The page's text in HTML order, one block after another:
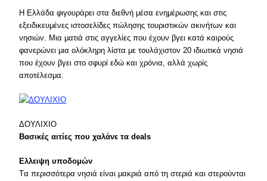
H Eλλάδα φιγουράρει στα διεθνή μέσα ενημέρωσης και στις
εξειδικευμένες ιστοσελίδες πώλησης τουριστικών ακινήτων και
νησιών. Mια ματιά στις αγγελίες που έχουν βγει κατά καιρούς
φανερώνει μια ολόκληρη λίστα με τουλάχιστον 20 ιδιωτικά νησιά
που έχουν βγει στο σφυρί εδώ και χρόνια, αλλά χωρίς
αποτέλεσμα.
ΔΟΥΛΙΧΙΟ
Βασικές αιτίες που χαλάνε τα deals
Eλλειψη υποδομών
Tα περισσότερα νησιά είναι μακριά από τη στεριά και στερούνται